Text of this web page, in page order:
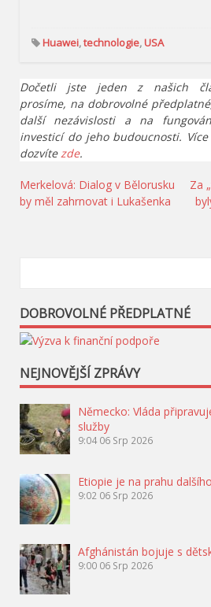
Huawei,technologie,USA
Dočetli jste jeden z našich
prosíme, na dobrovolné
další nezávislosti a na
investicí do jeho budoucnosti.
dozvítezde.
Navigace
pro
Merkelová: Dialog v Bělorusku
by měl zahrnovat i Lukašenka
Za
DOBROVOLNÉ PŘEDPLATNÉ
NEJNOVĚJŠÍ ZPRÁVY
Německo: Vláda
služby
9:04 06 Srp 2026
Etiopie je na prahu
9:02 06 Srp 2026
Afghánistán bojuje s
9:00 06 Srp 2026